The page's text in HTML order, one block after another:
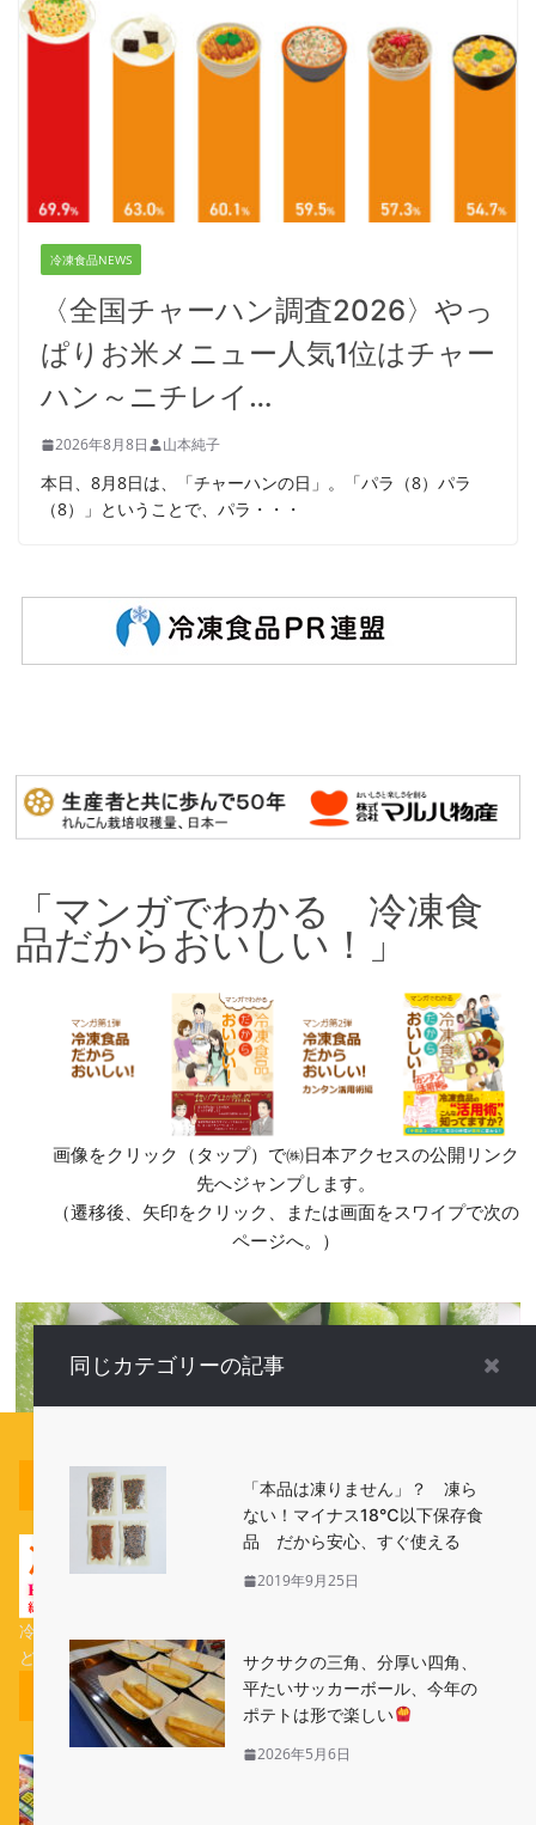
冷凍食品NEWS
〈全国チャーハン調査2026〉やっ
ぱりお米メニュー人気1位はチャー
ハン～ニチレイ…
2026年8月8日 山本純子
本日、8月8日は、「チャーハンの日」。「パラ（8）パラ
（8）」ということで、パラ・・・
「マンガでわかる 冷凍食
品だからおいしい！」
画像をクリック（タップ）で㈱日本アクセスの公開リンク
先へジャンプします。
（遷移後、矢印をクリック、または画面をスワイプで次の
ページへ。）
About Us
冷凍食品の新商品や、冷食関連のイベント、冷凍食品の活用法な
ど、様々な冷凍食品の情報をお届けします。
人気記事ランキング（全期間）
自然解凍で食べられる冷凍食品と「加熱してお召し
同じカテゴリーの記事
「本品は凍りません」？ 凍ら
ない！マイナス18℃以下保存食
品 だから安心、すぐ使える
2019年9月25日
サクサクの三角、分厚い四角、
平たいサッカーボール、今年の
ポテトは形で楽しい
2026年5月6日